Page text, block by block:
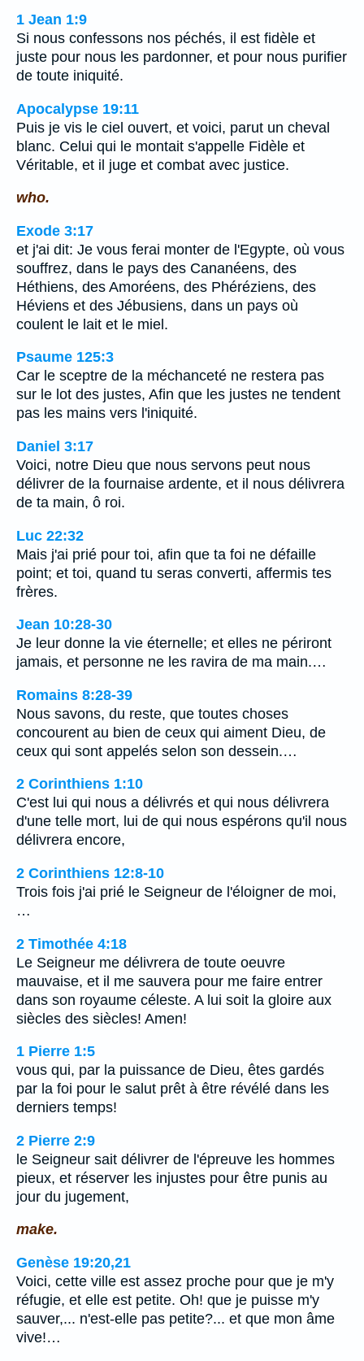
1 Jean 1:9
Si nous confessons nos péchés, il est fidèle et
juste pour nous les pardonner, et pour nous purifier
de toute iniquité.
Apocalypse 19:11
Puis je vis le ciel ouvert, et voici, parut un cheval
blanc. Celui qui le montait s'appelle Fidèle et
Véritable, et il juge et combat avec justice.
who.
Exode 3:17
et j'ai dit: Je vous ferai monter de l'Egypte, où vous
souffrez, dans le pays des Cananéens, des
Héthiens, des Amoréens, des Phéréziens, des
Héviens et des Jébusiens, dans un pays où
coulent le lait et le miel.
Psaume 125:3
Car le sceptre de la méchanceté ne restera pas
sur le lot des justes, Afin que les justes ne tendent
pas les mains vers l'iniquité.
Daniel 3:17
Voici, notre Dieu que nous servons peut nous
délivrer de la fournaise ardente, et il nous délivrera
de ta main, ô roi.
Luc 22:32
Mais j'ai prié pour toi, afin que ta foi ne défaille
point; et toi, quand tu seras converti, affermis tes
frères.
Jean 10:28-30
Je leur donne la vie éternelle; et elles ne périront
jamais, et personne ne les ravira de ma main.…
Romains 8:28-39
Nous savons, du reste, que toutes choses
concourent au bien de ceux qui aiment Dieu, de
ceux qui sont appelés selon son dessein.…
2 Corinthiens 1:10
C'est lui qui nous a délivrés et qui nous délivrera
d'une telle mort, lui de qui nous espérons qu'il nous
délivrera encore,
2 Corinthiens 12:8-10
Trois fois j'ai prié le Seigneur de l'éloigner de moi,
…
2 Timothée 4:18
Le Seigneur me délivrera de toute oeuvre
mauvaise, et il me sauvera pour me faire entrer
dans son royaume céleste. A lui soit la gloire aux
siècles des siècles! Amen!
1 Pierre 1:5
vous qui, par la puissance de Dieu, êtes gardés
par la foi pour le salut prêt à être révélé dans les
derniers temps!
2 Pierre 2:9
le Seigneur sait délivrer de l'épreuve les hommes
pieux, et réserver les injustes pour être punis au
jour du jugement,
make.
Genèse 19:20,21
Voici, cette ville est assez proche pour que je m'y
réfugie, et elle est petite. Oh! que je puisse m'y
sauver,... n'est-elle pas petite?... et que mon âme
vive!…